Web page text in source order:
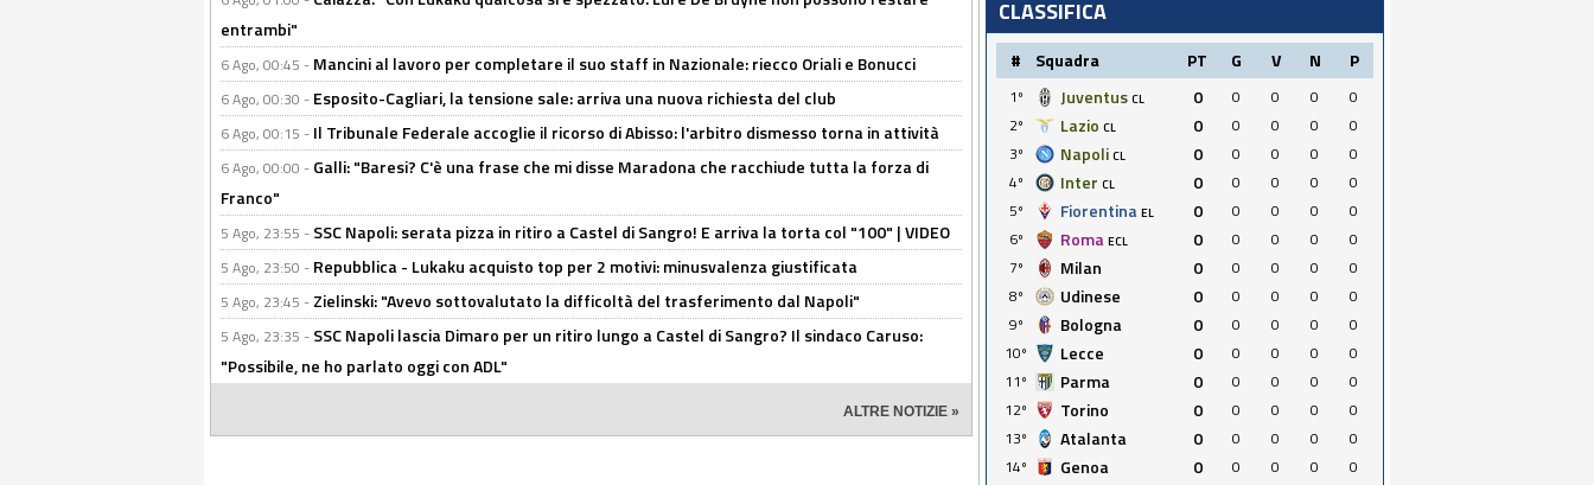
entrambi"
6 Ago, 00:45 - Mancini al lavoro per completare il suo staff in Nazionale: riecco Oriali e Bonucci
6 Ago, 00:30 - Esposito-Cagliari, la tensione sale: arriva una nuova richiesta del club
6 Ago, 00:15 - Il Tribunale Federale accoglie il ricorso di Abisso: l'arbitro dismesso torna in attività
6 Ago, 00:00 - Galli: "Baresi? C'è una frase che mi disse Maradona che racchiude tutta la forza di
Franco"
5 Ago, 23:55 - SSC Napoli: serata pizza in ritiro a Castel di Sangro! E arriva la torta col "100" | VIDEO
5 Ago, 23:50 - Repubblica - Lukaku acquisto top per 2 motivi: minusvalenza giustificata
5 Ago, 23:45 - Zielinski: "Avevo sottovalutato la difficoltà del trasferimento dal Napoli"
5 Ago, 23:35 - SSC Napoli lascia Dimaro per un ritiro lungo a Castel di Sangro? Il sindaco Caruso:
"Possibile, ne ho parlato oggi con ADL"
ALTRE NOTIZIE »
CLASSIFICA
# Squadra PT G V N P
1º Juventus CL 0 0 0 0
0
2º
Lazio CL 0 0 0 0
0
3º
Napoli CL 0 0 0 0
0
4º
Inter CL 0 0 0 0
0
5º
Fiorentina EL 0 0 0 0
0
6º
Roma ECL 0 0 0 0
0
7º
Milan 0 0 0 0
0
8º
Udinese 0 0 0 0
0
9º
Bologna 0 0 0 0
0
10º
Lecce 0 0 0 0
0
11º
Parma 0 0 0 0
0
12º
Torino 0 0 0 0
0
13º
Atalanta 0 0 0 0
0
14º
Genoa 0 0 0 0
0